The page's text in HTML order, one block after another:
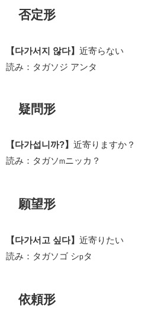
否定形
【다가서지 않다】 近寄らない
読み：タガソジ アンタ
疑問形
【다가섭니까?】 近寄りますか？
読み：タガソmニッカ？
願望形
【다가서고 싶다】 近寄りたい
読み：タガソゴ シpタ
依頼形